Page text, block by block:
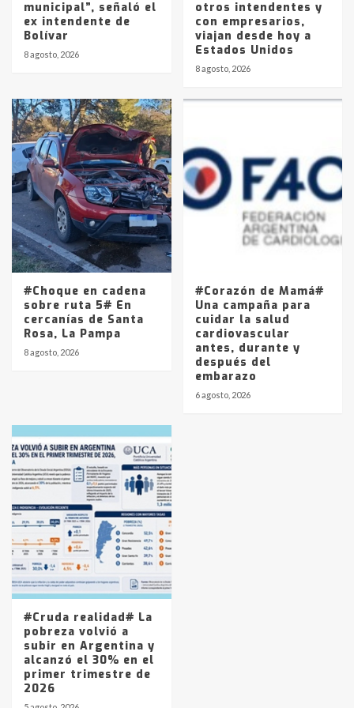
municipal”, señaló el
ex intendente de
Bolívar
8 agosto, 2026
otros intendentes y
con empresarios,
viajan desde hoy a
Estados Unidos
8 agosto, 2026
#Choque en cadena
sobre ruta 5# En
cercanías de Santa
Rosa, La Pampa
8 agosto, 2026
#Corazón de Mamá#
Una campaña para
cuidar la salud
cardiovascular
antes, durante y
después del
embarazo
6 agosto, 2026
#Cruda realidad# La
pobreza volvió a
subir en Argentina y
alcanzó el 30% en el
primer trimestre de
2026